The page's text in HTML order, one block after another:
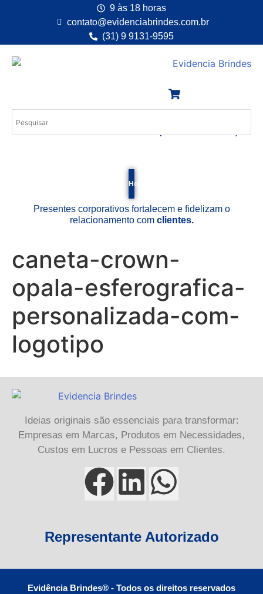
9 às 18 horas
contato@evidenciabrindes.com.br
(31) 9 9131-9595
Home
Presentes corporativos fortalecem e fidelizam o
relacionamento com clientes.
caneta-crown-
opala-esferografica-
personalizada-com-
logotipo
Ideias originais são essenciais para transformar:
Empresas em Marcas, Produtos em Necessidades,
Custos em Lucros e Pessoas em Clientes.
Representante Autorizado
Evidência Brindes® - Todos os direitos reservados